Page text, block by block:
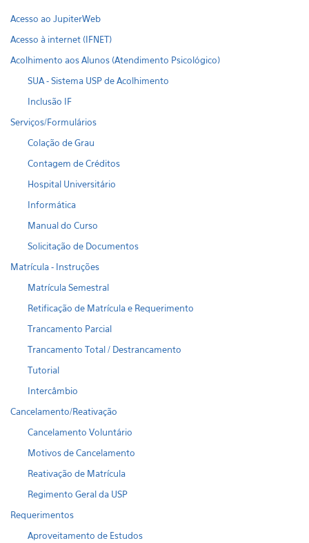
Acesso ao JupiterWeb
Acesso à internet (IFNET)
Acolhimento aos Alunos (Atendimento Psicológico)
SUA - Sistema USP de Acolhimento
Inclusão IF
Serviços/Formulários
Colação de Grau
Contagem de Créditos
Hospital Universitário
Informática
Manual do Curso
Solicitação de Documentos
Matrícula - Instruções
Matrícula Semestral
Retificação de Matrícula e Requerimento
Trancamento Parcial
Trancamento Total / Destrancamento
Tutorial
Intercâmbio
Cancelamento/Reativação
Cancelamento Voluntário
Motivos de Cancelamento
Reativação de Matrícula
Regimento Geral da USP
Requerimentos
Aproveitamento de Estudos